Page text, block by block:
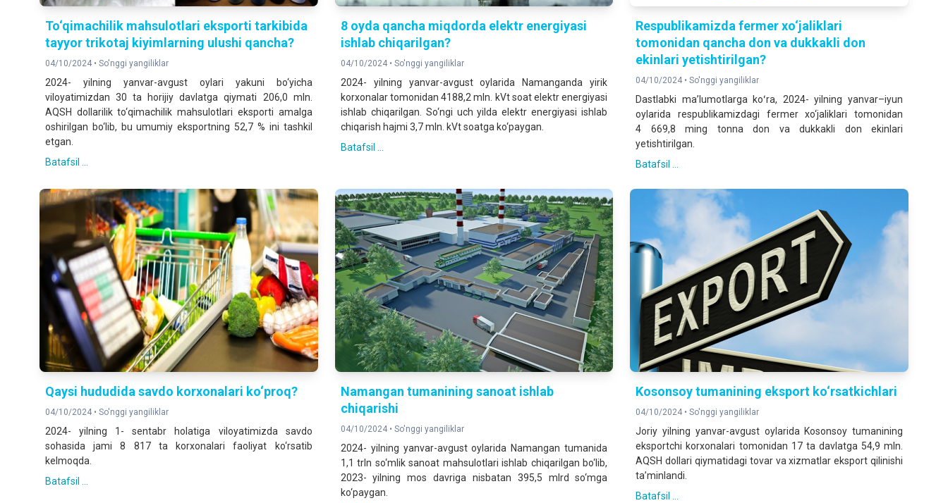
To‘qimachilik mahsulotlari eksporti tarkibida
tayyor trikotaj kiyimlarning ulushi qancha?
04/10/2024 • So'nggi yangiliklar
2024- yilning yanvar-avgust oylari yakuni bo‘yicha
viloyatimizdan 30 ta horijiy davlatga qiymati 206,0 mln.
AQSH dollarilik to‘qimachilik mahsulotlari eksporti amalga
oshirilgan bo‘lib, bu umumiy eksportning 52,7 % ini tashkil
etgan.
Batafsil ...
8 oyda qancha miqdorda elektr energiyasi
ishlab chiqarilgan?
04/10/2024 • So'nggi yangiliklar
2024- yilning yanvar-avgust oylarida Namanganda yirik
korxonalar tomonidan 4188,2 mln. kVt soat elektr energiyasi
ishlab chiqarilgan. So‘ngi uch yilda elektr energiyasi ishlab
chiqarish hajmi 3,7 mln. kVt soatga ko‘paygan.
Batafsil ...
Respublikamizda fermer xo‘jaliklari
tomonidan qancha don va dukkakli don
ekinlari yetishtirilgan?
04/10/2024 •So'nggi yangiliklar
Dastlabki maʼlumotlarga koʻra, 2024- yilning yanvar–iyun
oylarida respublikamizdagi fermer xo‘jaliklari tomonidan
4 669,8 ming tonna don va dukkakli don ekinlari
yetishtirilgan.
Batafsil ...
Qaysi hududida savdo korxonalari ko‘proq?
04/10/2024 • So'nggi yangiliklar
2024- yilning 1- sentabr holatiga viloyatimizda savdo
sohasida jami 8 817 ta korxonalari faoliyat ko‘rsatib
kelmoqda.
Batafsil ...
Namangan tumanining sanoat ishlab
chiqarishi
04/10/2024 • So'nggi yangiliklar
2024- yilning yanvar-avgust oylarida Namangan tumanida
1,1 trln so‘mlik sanoat mahsulotlari ishlab chiqarilgan bo‘lib,
2023- yilning mos davriga nisbatan 395,5 mlrd so‘mga
ko‘paygan.
Kosonsoy tumanining eksport ko‘rsatkichlari
04/10/2024 •So'nggi yangiliklar
Joriy yilning yanvar-avgust oylarida Kosonsoy tumanining
eksportchi korxonalari tomonidan 17 ta davlatga 54,9 mln.
AQSH dollari qiymatidagi tovar va xizmatlar eksport qilinishi
ta’minlandi.
Batafsil ...